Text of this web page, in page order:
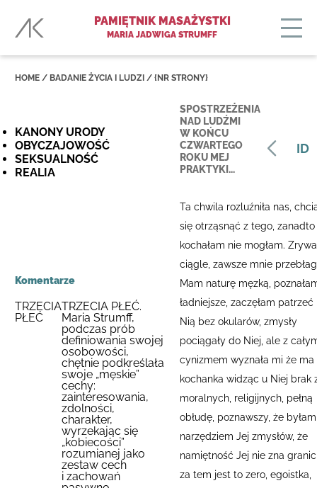
PAMIĘTNIK MASAŻYSTKI
MARIA JADWIGA STRUMFF
HOME / BADANIE ŻYCIA I LUDZI /{NR STRONY}
SPOSTRZEŻENIA
NAD LUDŹMI
W KOŃCU
CZWARTEGO
ROKU MEJ
PRAKTYKI...
ID
Ta chwila rozluźniła nas,
się otrząsnąć z tego, zanadto
kochałam nie mogłam.
ciągle, zawsze mnie
Mam naturę męzką,
ładniejsze, zaczęłam patrzeć
Nią bez okularów, zmysły
pociągały do Niej , ale z
cynizmem wyznała mi że ma
kochanka widząc u Niej brak
moralnych, religijnych, pełną
obłudę, poznawszy, że byłam
narzędziem Jej zmysłów, że
namiętność Jej nie zna
za tem jest to zero, egoistka,
KANONY URODY
OBYCZAJOWOŚĆ
SEKSUALNOŚĆ
REALIA
Komentarze
TRZECIA
PŁEĆ
TRZECIA PŁEĆ.
Maria Strumff,
podczas prób
definiowania swojej
osobowości,
chętnie podkreślała
swoje „męskie”
cechy:
zainteresowania,
zdolności,
charakter,
wyrzekając się
„kobiecości”
rozumianej jako
zestaw cech
i zachowań